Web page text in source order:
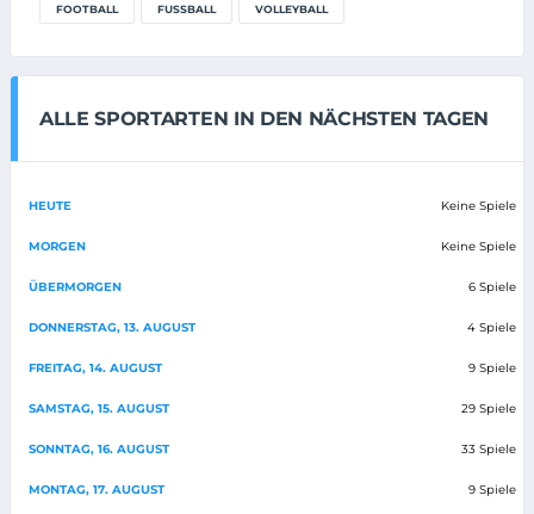
FOOTBALL FUSSBALL VOLLEYBALL
ALLE SPORTARTEN IN DEN NÄCHSTEN TAGEN
HEUTE Keine Spiele
MORGEN Keine Spiele
ÜBERMORGEN 6 Spiele
DONNERSTAG, 13. AUGUST 4 Spiele
FREITAG, 14. AUGUST 9 Spiele
SAMSTAG, 15. AUGUST 29 Spiele
SONNTAG, 16. AUGUST 33 Spiele
MONTAG, 17. AUGUST 9 Spiele